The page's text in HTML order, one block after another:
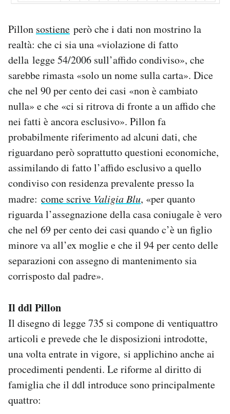
Pillon sostiene però che i dati non mostrino la
realtà: che ci sia una «violazione di fatto
della legge 54/2006 sull’affido condiviso», che
sarebbe rimasta «solo un nome sulla carta». Dice
che nel 90 per cento dei casi «non è cambiato
nulla» e che «ci si ritrova di fronte a un affido che
nei fatti è ancora esclusivo». Pillon fa
probabilmente riferimento ad alcuni dati, che
riguardano però soprattutto questioni economiche,
assimilando di fatto l’affido esclusivo a quello
condiviso con residenza prevalente presso la
madre: come scrive Valigia Blu, «per quanto
riguarda l’assegnazione della casa coniugale è vero
che nel 69 per cento dei casi quando c’è un figlio
minore va all’ex moglie e che il 94 per cento delle
separazioni con assegno di mantenimento sia
corrisposto dal padre».
Il ddl Pillon
Il disegno di legge 735 si compone di ventiquattro
articoli e prevede che le disposizioni introdotte,
una volta entrate in vigore, si applichino anche ai
procedimenti pendenti. Le riforme al diritto di
famiglia che il ddl introduce sono principalmente
quattro: